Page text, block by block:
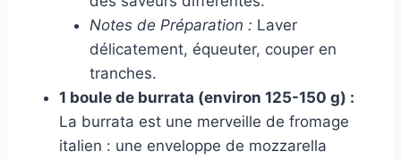
Notes de Préparation : Laver
délicatement, équeuter, couper en
tranches.
1 boule de burrata (environ 125-150 g) :
La burrata est une merveille de fromage
italien : une enveloppe de mozzarella